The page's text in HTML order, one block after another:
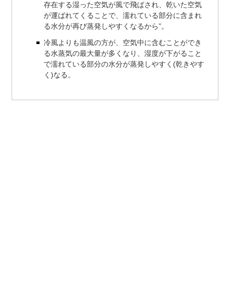
存在する湿った空気が風で飛ばされ、乾いた空気
が運ばれてくることで、濡れている部分に含まれ
る水分が再び蒸発しやすくなるから”。
冷風よりも温風の方が、空気中に含むことができ
る水蒸気の最大量が多くなり、湿度が下がること
で濡れている部分の水分が蒸発しやすく(乾きやす
く)なる。